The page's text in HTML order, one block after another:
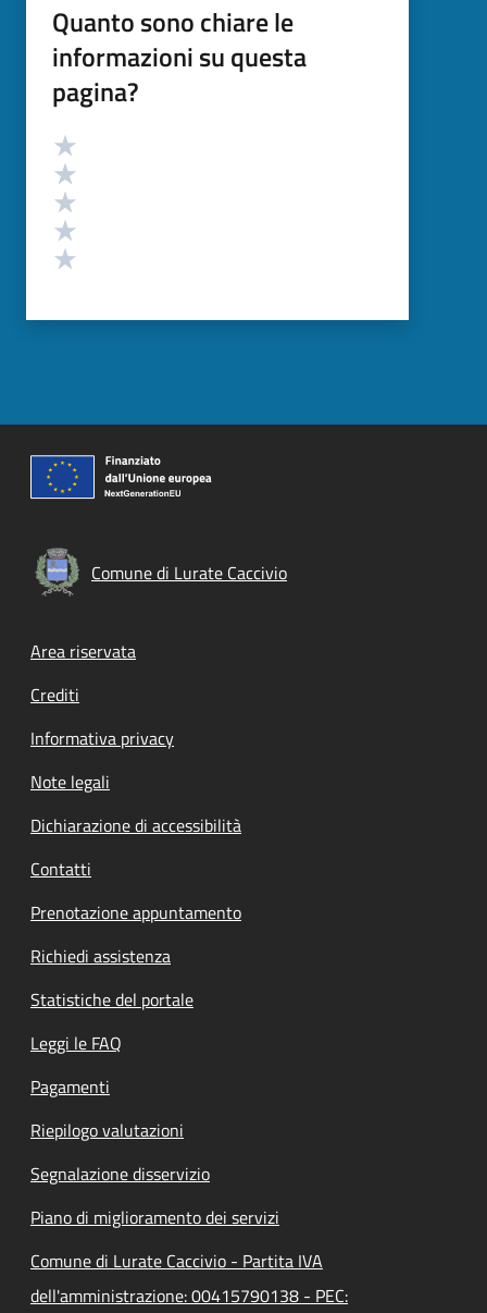
Quanto sono chiare le
informazioni su questa
pagina?
Valutazione
Comune di Lurate Caccivio
Footer menu
Area riservata
Crediti
Informativa privacy
Note legali
Dichiarazione di accessibilità
Contatti
Prenotazione appuntamento
Richiedi assistenza
Statistiche del portale
Leggi le FAQ
Pagamenti
Riepilogo valutazioni
Segnalazione disservizio
Piano di miglioramento dei servizi
Comune di Lurate Caccivio - Partita IVA
dell'amministrazione: 00415790138 - PEC: